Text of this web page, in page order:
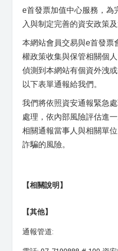
e首發票加值中心服務，為
入與制定完善的資安政策
本網站會員交易與e首發票
權政策收集與保管相關個
偵測到本網站有個資外洩
以下表單通報給我們。
我們將依照資安通報緊急
處理，依內部風險評估進
相關通報當事人與相關單
詐騙的風險。
【相關說明】
【其他】
通報管道: